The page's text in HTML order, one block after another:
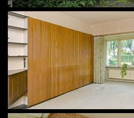
Energie
Energielabel E
Kadastrale gegevens
Perceelnaam